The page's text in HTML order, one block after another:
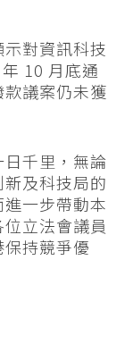
對資訊科技
10 月底通
議案仍未獲
千里，無論
及科技局的
一步帶動本
立法會議員
持競爭優